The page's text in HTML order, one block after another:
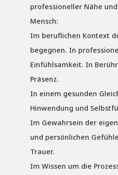
professioneller Nähe
Mensch:
Im beruflichen Kontext
begegnen. In
Einfühlsamkeit. In
Präsenz.
In einem gesunden
Hinwendung und
Im Gewahrsein der
und persönlichen
Trauer.
Im Wissen um die